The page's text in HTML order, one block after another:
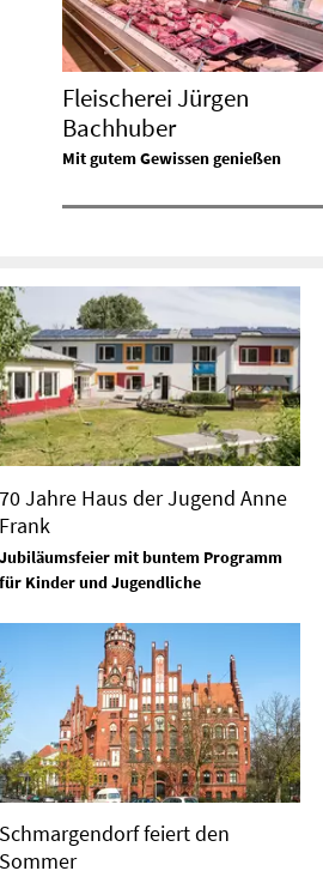
Fleischerei Jürgen
Bachhuber
Mit gutem Gewissen genießen
70 Jahre Haus der Jugend Anne
Frank
Jubiläumsfeier mit buntem Programm
für Kinder und Jugendliche
Schmargendorf feiert den
Sommer